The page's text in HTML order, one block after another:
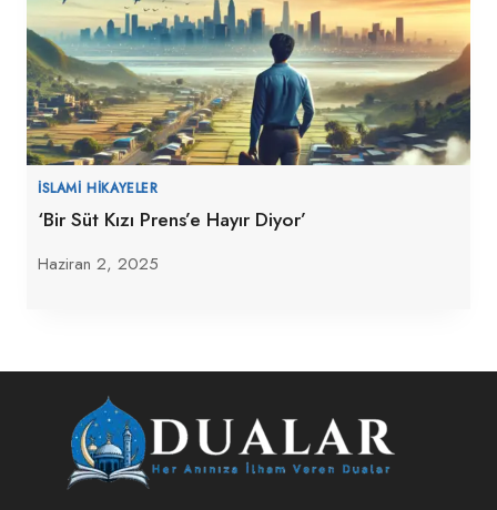
İSLAMI HIKAYELER
‘Bir Süt Kızı Prens’e Hayır Diyor’
Haziran 2, 2025